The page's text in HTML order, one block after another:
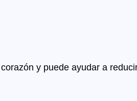
y puede ayudar a